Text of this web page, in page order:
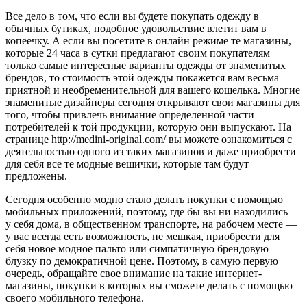
Все дело в том, что если вы будете покупать одежду в
обычных бутиках, подобное удовольствие влетит вам в
копеечку. А если вы посетите в онлайн режиме те магазины,
которые 24 часа в сутки предлагают своим покупателям
только самые интересные варианты одежды от знаменитых
брендов, то стоимость этой одежды покажется вам весьма
приятной и необременительной для вашего кошелька. Многие
знаменитые дизайнеры сегодня открывают свои магазины для
того, чтобы привлечь внимание определенной части
потребителей к той продукции, которую они выпускают. На
странице http://medini-original.com/вы можете ознакомиться с
деятельностью одного из таких магазинов и даже приобрести
для себя все те модные вещички, которые там будут
предложены.
Сегодня особенно модно стало делать покупки с помощью
мобильных приложений, поэтому, где бы вы ни находились —
у себя дома, в общественном транспорте, на рабочем месте —
у вас всегда есть возможность, не мешкая, приобрести для
себя новое модное пальто или симпатичную брендовую
блузку по демократичной цене. Поэтому, в самую первую
очередь, обращайте свое внимание на такие интернет-
магазины, покупки в которых вы сможете делать с помощью
своего мобильного телефона.